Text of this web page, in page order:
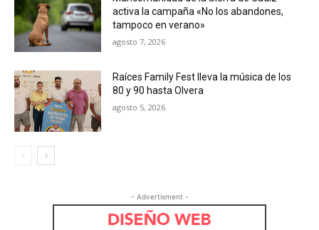
activa la campaña «No los abandones,
tampoco en verano»
agosto 7, 2026
Raíces Family Fest lleva la música de los
80 y 90 hasta Olvera
agosto 5, 2026
- Advertisment -